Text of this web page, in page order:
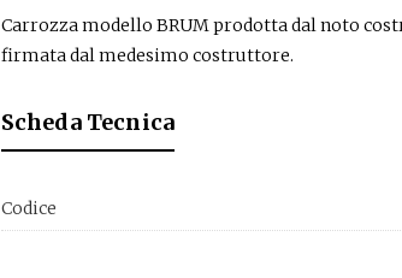
Carrozza modello BRUM prodotta dal noto
firmata dal medesimo costruttore.
Scheda Tecnica
Codice